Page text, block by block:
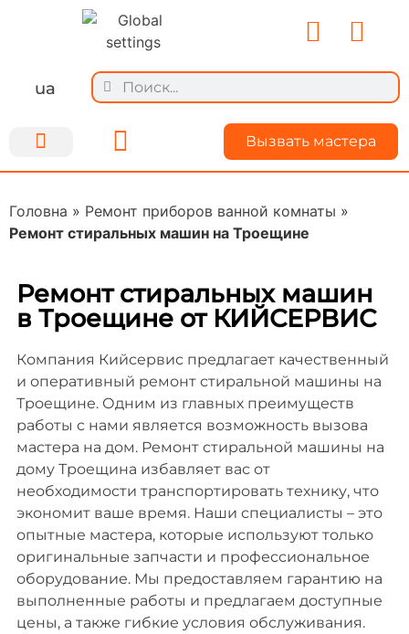
ua
Вызвать мастера
Головна » Ремонт приборов ванной комнаты »
Ремонт стиральных машин на Троещине
Ремонт стиральных машин
в Троещине от КИЙСЕРВИС
Компания Кийсервис предлагает качественный
и оперативный ремонт стиральной машины на
Троещине. Одним из главных преимуществ
работы с нами является возможность вызова
мастера на дом. Ремонт стиральной машины на
дому Троещина избавляет вас от
необходимости транспортировать технику, что
экономит ваше время. Наши специалисты – это
опытные мастера, которые используют только
оригинальные запчасти и профессиональное
оборудование. Мы предоставляем гарантию на
выполненные работы и предлагаем доступные
цены, а также гибкие условия обслуживания.